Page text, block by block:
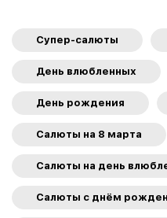
Супер-салюты
День влюбленных
День рождения
Салюты на 8 марта
Салюты на день
Салюты с днём